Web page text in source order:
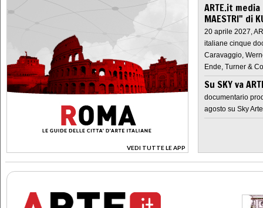
VEDI TUTTE LE APP
>
ARTE.it
MAESTRI" di
20 aprile 2027,
italiane cinque
Caravaggio,
Ende, Turner &
Su SKY va
documentario
agosto su Sky Arte